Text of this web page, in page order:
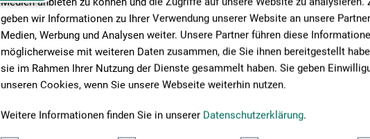
geben wir Informationen zu Ihrer Verwendung unserer Website an unsere
Medien, Werbung und Analysen weiter. Unsere Partner führen diese
möglicherweise mit weiteren Daten zusammen, die Sie ihnen bereitgestellt
sie im Rahmen Ihrer Nutzung der Dienste gesammelt haben. Sie geben
unseren Cookies, wenn Sie unsere Webseite weiterhin nutzen.
Weitere Informationen finden Sie in unserer Datenschutzerklärung.
37.90 CHF
zzgl. Versandkosten